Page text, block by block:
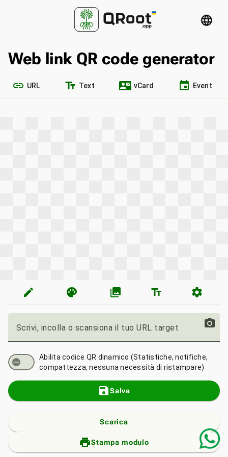
language
Web link QR code generator
link URL text_fields Text contact_mail vCard event Event
edit palette photo_library text_fields settings
Scrivi, incolla o scansiona il tuo URL target photo_camera
Abilita codice QR dinamico (Statistiche, notifiche,
compattezza, nessuna necessità di ristampare)
saveSalva
Scarica
print_add
Stampa modulo